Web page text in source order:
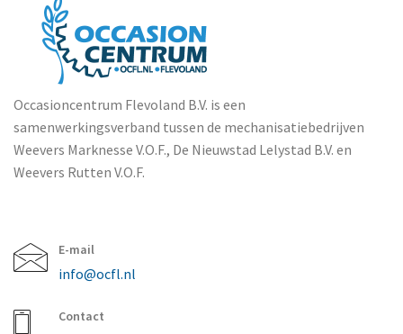
Occasioncentrum Flevoland B.V. is een
samenwerkingsverband tussen de mechanisatiebedrijven
Weevers Marknesse V.O.F., De Nieuwstad Lelystad B.V. en
Weevers Rutten V.O.F.
E-mail
info@ocfl.nl
Contact